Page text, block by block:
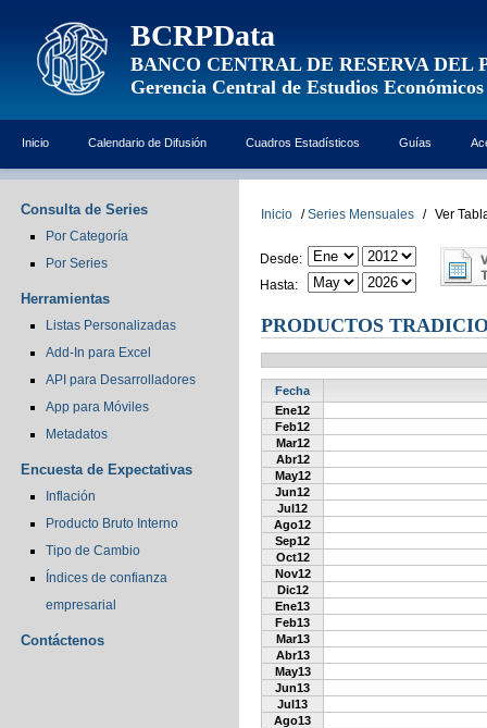
BCRPData
BANCO CENTRAL DE RESERVA DEL
Gerencia Central de Estudios Económicos
Inicio Calendario de Difusión Cuadros Estadísticos Guías
Consulta de Series
Por Categoría
Por Series
Herramientas
Listas Personalizadas
Add-In para Excel
API para Desarrolladores
App para Móviles
Metadatos
Encuesta de Expectativas
Inflación
Producto Bruto Interno
Tipo de Cambio
Índices de confianza
empresarial
Contáctenos
Inicio / Series Mensuales / Ver
Desde:
Hasta:
PRODUCTOS
Fecha
Ene12
Feb12
Mar12
Abr12
May12
Jun12
Jul12
Ago12
Sep12
Oct12
Nov12
Dic12
Ene13
Feb13
Mar13
Abr13
May13
Jun13
Jul13
Ago13